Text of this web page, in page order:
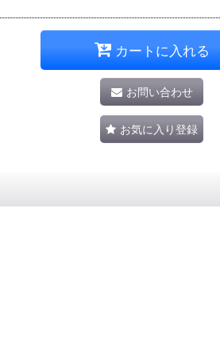
カートに入れる
お問い合わせ
お気に入り登録